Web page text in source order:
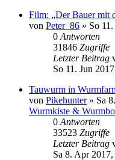
Film: „Der Bauer mit
von Peter_86 » So
0 Antworten
31846 Zugriffe
Letzter Beitrag
So 11. Jun
Tauwurm in
von Pikehunter» Sa
Wurmkiste &
0 Antworten
33523 Zugriffe
Letzter Beitrag
Sa 8. Apr